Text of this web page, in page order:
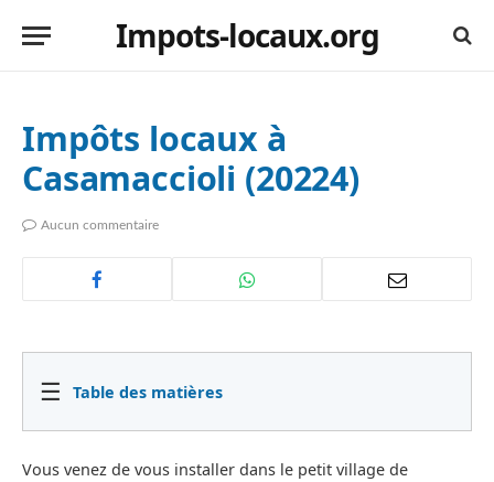
Impots-locaux.org
Impôts locaux à
Casamaccioli (20224)
Aucun commentaire
☰ Table des matières
Vous venez de vous installer dans le petit village de